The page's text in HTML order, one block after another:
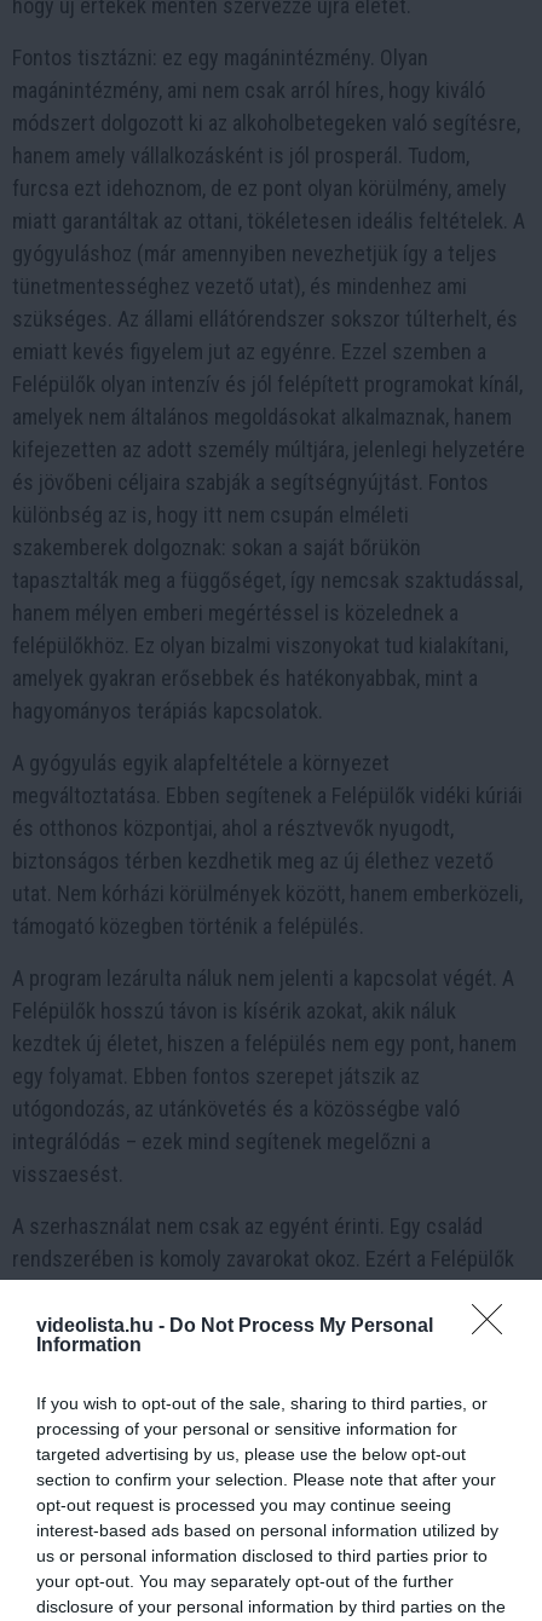
videolista.hu - Do Not Process My Personal
Information
If you wish to opt-out of the sale, sharing to third parties, or
processing of your personal or sensitive information for
targeted advertising by us, please use the below opt-out
section to confirm your selection. Please note that after your
opt-out request is processed you may continue seeing
interest-based ads based on personal information utilized by
us or personal information disclosed to third parties prior to
your opt-out. You may separately opt-out of the further
disclosure of your personal information by third parties on the
Fontos tisztázni: ez egy magánintézmény. Olyan
magánintézmény, ami nem csak arról híres, hogy kiváló
módszert dolgozott ki az alkoholbetegeken való segítésre,
hanem amely vállalkozásként is jól prosperál. Tudom,
furcsa ezt idehoznom, de ez pont olyan körülmény, amely
miatt garantáltak az ottani, tökéletesen ideális feltételek. A
gyógyuláshoz (már amennyiben nevezhetjük így a teljes
tünetmentességhez vezető utat), és mindenhez ami
szükséges. Az állami ellátórendszer sokszor túlterhelt, és
emiatt kevés figyelem jut az egyénre. Ezzel szemben a
Felépülők olyan intenzív és jól felépített programokat kínál,
amelyek nem általános megoldásokat alkalmaznak, hanem
kifejezetten az adott személy múltjára, jelenlegi helyzetére
és jövőbeni céljaira szabják a segítségnyújtást. Fontos
különbség az is, hogy itt nem csupán elméleti
szakemberek dolgoznak: sokan a saját bőrükön
tapasztalták meg a függőséget, így nemcsak szaktudással,
hanem mélyen emberi megértéssel is közelednek a
felépülőkhöz. Ez olyan bizalmi viszonyokat tud kialakítani,
amelyek gyakran erősebbek és hatékonyabbak, mint a
hagyományos terápiás kapcsolatok.
A gyógyulás egyik alapfeltétele a környezet
megváltoztatása. Ebben segítenek a Felépülők vidéki kúriái
és otthonos központjai, ahol a résztvevők nyugodt,
biztonságos térben kezdhetik meg az új élethez vezető
utat. Nem kórházi körülmények között, hanem emberközeli,
támogató közegben történik a felépülés.
A program lezárulta náluk nem jelenti a kapcsolat végét. A
Felépülők hosszú távon is kísérik azokat, akik náluk
kezdtek új életet, hiszen a felépülés nem egy pont, hanem
egy folyamat. Ebben fontos szerepet játszik az
utógondozás, az utánkövetés és a közösségbe való
integrálódás – ezek mind segítenek megelőzni a
visszaesést.
A szerhasználat nem csak az egyént érinti. Egy család
rendszerében is komoly zavarokat okoz. Ezért a Felépülők
bevonása is. Ők nemcsak abban kapnak segítséget, hogyan
támogassák hatékonyan a hozzátartozójukat, hanem abban
Az alkoholizmus ugyan betegség, de nem végállomás. A
felépüléshez nem elég pusztán abbahagyni az ivást – egy
teljesen új életmódot kell kialakítani. Ehhez nyújt valódi,
átfogó segítséget egy olyan magánintézmény, mint a
Felépülők Társasága, ahol a szakmai tudás, a személyes
tapasztalat és az empatikus hozzáállás valóban kéz a